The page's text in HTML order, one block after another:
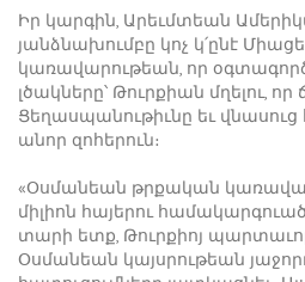
Իր կարգին, Արեւմտեան
յանձնախումբը կոչ կ՛ընէ
կառավարութեան, որ
լծակները՝ Թուրքիան մղելու,
Ցեղասպանութիւնը եւ
անոր զոհերուն։
«Օսմանեան թրքական
միլիոն հայերու
տարի ետք, Թուրքիոյ
Օսմանեան կայսրութեան